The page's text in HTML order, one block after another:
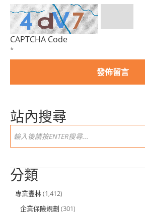
CAPTCHA Code
*
站內搜尋
分類
專業豐林(1,412)
企業保險規劃 (301)